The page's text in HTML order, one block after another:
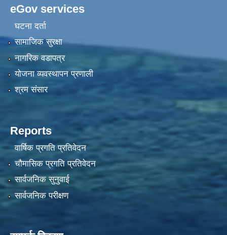
eGov services
घटना दर्ता
सामाजिक सुरक्षा
नागरिक वडापत्र
योजना व्यवस्थापन प्रणाली
श्रम संसार
Reports
वार्षिक प्रगति प्रतिवेदन
चौमासिक प्रगति प्रतिवेदन
सार्वजनिक सुनुवाई
सार्वजनिक परीक्षण